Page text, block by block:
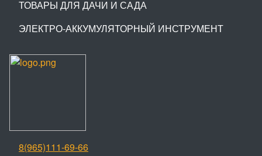
ТОВАРЫ ДЛЯ ДАЧИ И САДА
ЭЛЕКТРО-АККУМУЛЯТОРНЫЙ ИНСТРУМЕНТ
8(965)111-69-66